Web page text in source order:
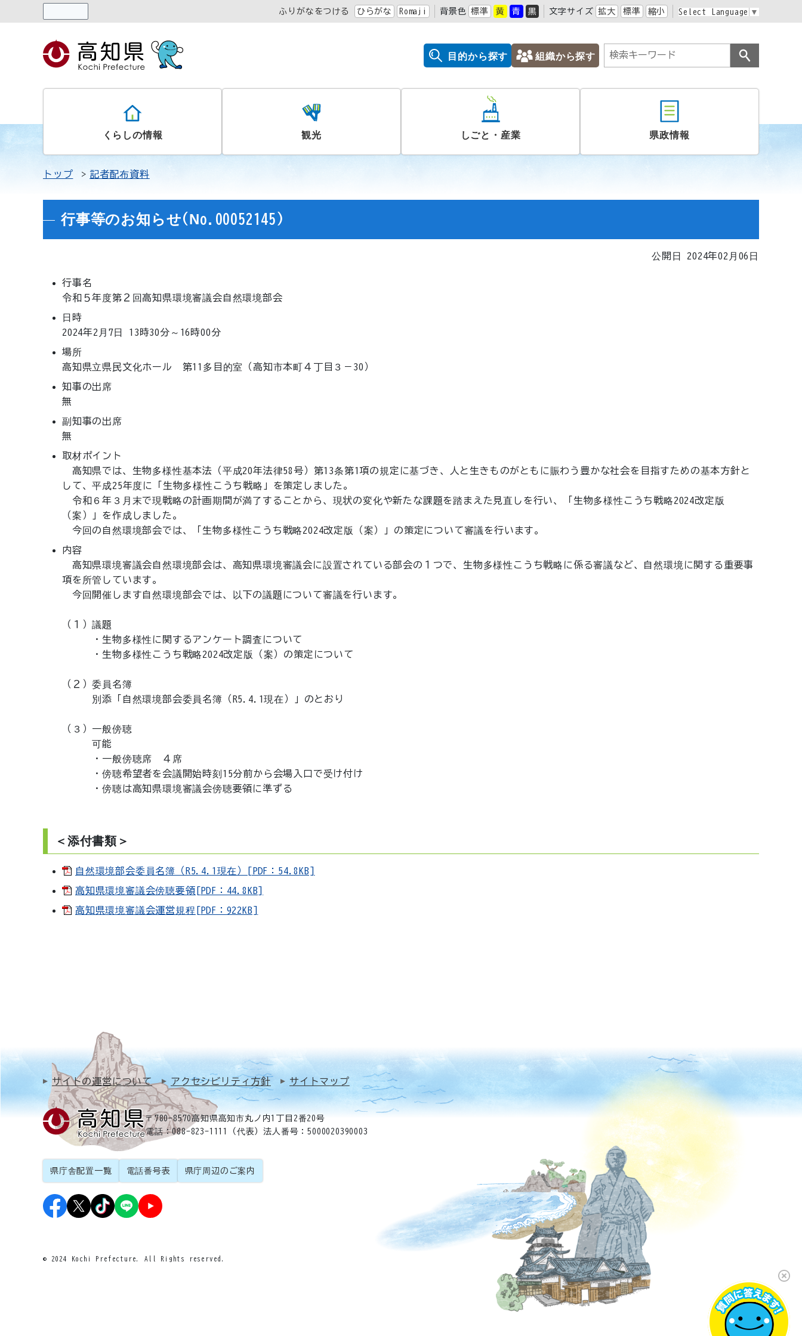
ふりがなをつける ひらがな Romaji 背景色 標準 黄 青 黒 文字サイズ 拡大 標準 縮小 Select Language ▼
目的から探す 組織から探す
くらしの情報 観光 しごと・産業 県政情報
トップ 記者配布資料
行事等のお知らせ(No.00052145)
公開日 2024年02月06日
行事名
令和５年度第２回高知県環境審議会自然環境部会
日時
2024年2月7日
13時30分～16時00分
場所
高知県立県民文化ホール 第11多目的室（高知市本町４丁目３－30）
知事の出席
無
副知事の出席
無
取材ポイント
高知県では、生物多様性基本法（平成20年法律58号）第13条第1項の規定に基づき、人と生きものがともに賑わう豊かな社会を目指すための基本方針と
して、平成25年度に「生物多様性こうち戦略」を策定しました。
令和６年３月末で現戦略の計画期間が満了することから、現状の変化や新たな課題を踏まえた見直しを行い、「生物多様性こうち戦略2024改定版
（案）」を作成しました。
今回の自然環境部会では、「生物多様性こうち戦略2024改定版（案）」の策定について審議を行います。
内容
高知県環境審議会自然環境部会は、高知県環境審議会に設置されている部会の１つで、生物多様性こうち戦略に係る審議など、自然環境に関する重要事
項を所管しています。
今回開催します自然環境部会では、以下の議題について審議を行います。
（１）議題
・生物多様性に関するアンケート調査について
・生物多様性こうち戦略2024改定版（案）の策定について
（２）委員名簿
別添「自然環境部会委員名簿（R5.4.1現在）」のとおり
（３）一般傍聴
可能
・一般傍聴席　４席
・傍聴希望者を会議開始時刻15分前から会場入口で受け付け
・傍聴は高知県環境審議会傍聴要領に準ずる
＜添付書類＞
自然環境部会委員名簿（R5.4.1現在）[PDF：54.8KB]
高知県環境審議会傍聴要領[PDF：44.8KB]
高知県環境審議会運営規程[PDF：922KB]
サイトの運営について アクセシビリティ方針 サイトマップ
〒780-8570高知県高知市丸ノ内1丁目2番20号
電話：088-823-1111（代表）法人番号：5000020390003
県庁舎配置一覧 電話番号表 県庁周辺のご案内
© 2024 Kochi Prefecture. All Rights reserved.